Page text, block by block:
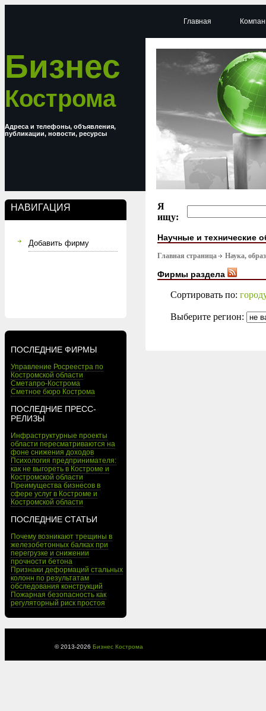
Бизнес
Кострома
Адреса и телефоны, объявления,
публикации, новости, ресурсы
НАВИГАЦИЯ
Добавить фирму
ПОСЛЕДНИЕ ФИРМЫ
Управление Росреестра по
Костромской области
Сметапро-Кострома
Сметное бюро Кострома
ПОСЛЕДНИЕ ПРЕСС-
РЕЛИЗЫ
Инфраструктурные проекты
области пересматриваются на
фоне снижения доходов
Психология предпринимателя:
как не выгореть в Костроме и
Костромской области
Преимущества бизнесов в
сфере услуг в Костроме и
Костромской области
ПОСЛЕДНИЕ СТАТЬИ
Почему возникают трещины в
железобетонных балках при
перегрузке и снижении
прочности бетона
Признаки деформаций стальных
колонн по результатам
обследования конструкций
Пожарная безопасность как
регуляторный риск простоя
Главная
Я
ищу:
Научные и технические
Главная страница Наука,
Фирмы раздела
Сортировать по:
Выберите регион:
© 2013-2026 Бизнес Кострома